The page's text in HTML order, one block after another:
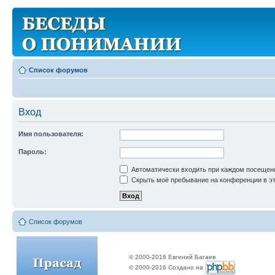
Список форумов
Вход
Имя пользователя:
Пароль:
Автоматически входить при каждом
Скрыть моё пребывание на конференции в
Список форумов
© 2000-2016 Евгений Багаев
© 2000-2016 Создано на